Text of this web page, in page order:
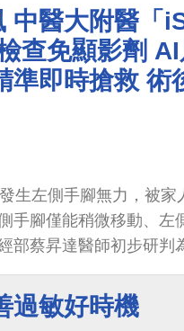
中醫大附醫「
查免顯影劑
準即時搶救 術
生左側手腳無力，被家
手腳僅能稍微移動、左
部蔡昇達醫師初步研判
描，幫助找到腦部受損
劑的腦部斷層影像（
著跳開一般傳統途徑：
過敏好時機